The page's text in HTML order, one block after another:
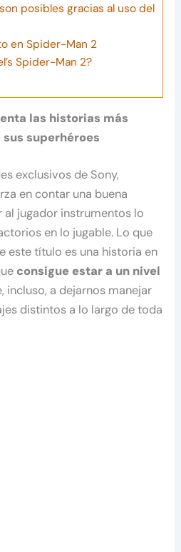
posibles gracias al uso del
en Spider-Man 2
Spider-Man 2?
las historias más
superhéroes
exclusivos de Sony,
en contar una buena
al jugador instrumentos lo
en lo jugable. Lo que
este título es una historia en
consigue estar a un nivel
incluso, a dejarnos manejar
distintos a lo largo de toda